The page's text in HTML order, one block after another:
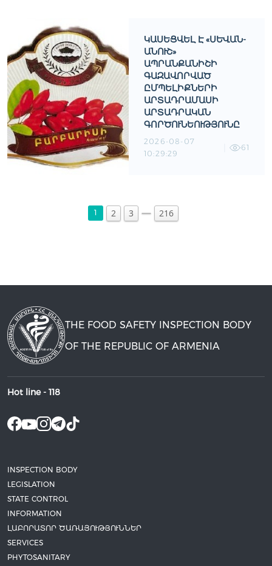
ԿԱՍԵՑՎԵԼ Է «ՍԵՎԱՆ-
ԱՆՈՒՇ»
ԱՊՐԱՆՔԱՆԻՇԻ
ԳԱԶԱՎՈՐՎԱԾ
ԸՄՊԵԼԻՔՆԵՐԻ
ԱՐՏԱԴՐԱՄԱՍԻ
ԱՐՏԱԴՐԱԿԱՆ
ԳՈՐԾՈՒՆԵՈՒԹՅՈՒՆԸ
2026-08-07
10:29:29
61
1 2 3 216
THE FOOD SAFETY INSPECTION BODY
OF THE REPUBLIC OF ARMENIA
Hot line - 118
INSPECTION BODY
LEGISLATION
STATE CONTROL
INFORMATION
ԼԱԲՈՐԱՏՈՐ ԾԱՌԱՅՈՒԹՅՈՒՆՆԵՐ
SERVICES
PHYTOSANITARY